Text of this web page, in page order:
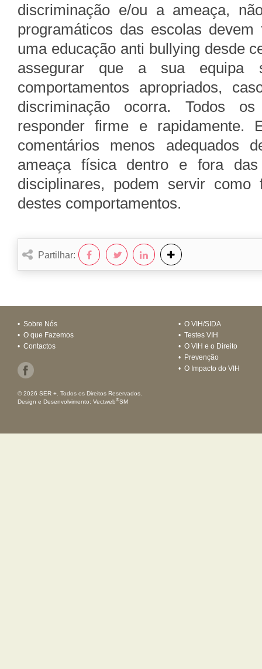
discriminação e/ou a ameaça,
programáticos das escolas
uma educação anti bullying desde
assegurar que a sua equipa
comportamentos apropriados,
discriminação ocorra. Todos
responder firme e rapidamente.
comentários menos adequados
ameaça física dentro e fora
disciplinares, podem servir
destes comportamentos.
Partilhar:
• Sobre Nós
• O que Fazemos
• Contactos
• O VIH/SIDA
• Testes VIH
• O VIH e o Direito
• Prevenção
• O Impacto do VIH
© 2026 SER +. Todos os Direitos Reservados.
Design e Desenvolvimento: Vectweb®SM